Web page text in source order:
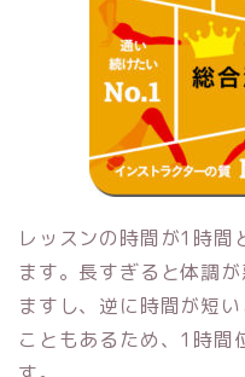
レッスンの時間が1時間
ます。長すぎると体調
ますし、逆に時間が短
こともあるため、1時間